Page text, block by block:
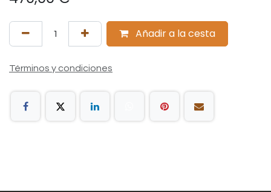
Añadir a la cesta
Términos y condiciones